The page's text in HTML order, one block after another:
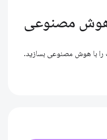
مصنوعی
را با هوش مصنوعی بسازید.